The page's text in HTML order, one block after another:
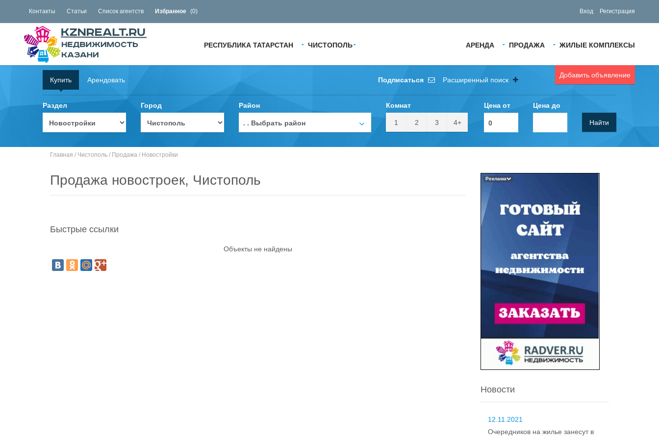
Контакты Статьи Список агентств Избранное (0) Вход Регистрация
АРЕНДА ПРОДАЖА ЖИЛЫЕ КОМПЛЕКСЫ
РЕСПУБЛИКА ТАТАРСТАН ЧИСТОПОЛЬ
Добавить объявление
Купить Арендовать Подписаться Расширенный поиск
Раздел Город Район
. . Выбрать район
Комнат
1 2 3 4+
Цена от Цена до
Найти
Главная / Чистополь / Продажа / Новостройки
Продажа новостроек, Чистополь
Быстрые ссылки
Объекты не найдены
Реклама
Новости
12.11.2021
Очередников на жилье занесут в